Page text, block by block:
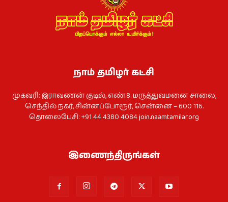
நாம் தமிழர் கட்சி
முகவரி: இராவணன் குடில், எண்.8. மருத்துவமனை சாலை,
செந்தில் நகர், சின்னப்போரூர், சென்னை – 600 116.
தொலைபேசி: +91 44 4380 4084join.naamtamilar.org
இணைந்திருங்கள்